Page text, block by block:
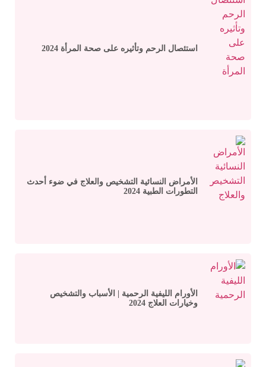
استئصال الرحم وتأثيره على صحة المرأة 2024
الأمراض النسائية التشخيص والعلاج في ضوء أحدث
التطورات الطبية 2024
الأورام الليفية الرحمية | الأسباب والتشخيص
وخيارات العلاج 2024